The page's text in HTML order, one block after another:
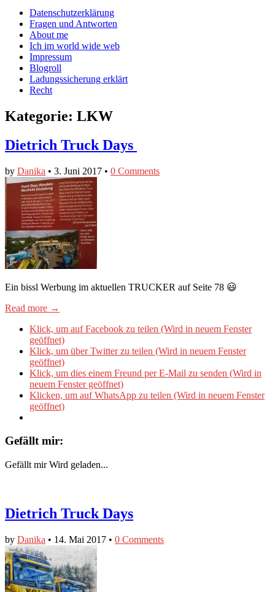
Facebook
anzeigen
Twitter
anzeigen
auf
Instagram
anzeigen
Main
menu
Skip
content
Datenschutzerklärung
Fragen und Antworten
About me
Ich im world wide web
Impressum
Blogroll
Ladungssicherung erklärt
Recht
Kategorie: LKW
Dietrich Truck Days
by Danika • 3. Juni 2017 • 0 Comments
Ein bissl Werbung im aktuellen TRUCKER auf Seite 78 😃
Read more →
Klick, um auf Facebook zu teilen (Wird in neuem Fenster
geöffnet)
Klick, um über Twitter zu teilen (Wird in neuem Fenster
geöffnet)
Klick, um dies einem Freund per E-Mail zu senden (Wird in
neuem Fenster geöffnet)
Klicken, um auf WhatsApp zu teilen (Wird in neuem Fenster
geöffnet)
Gefällt mir:
Gefällt mir Wird geladen...
Dietrich Truck Days
by Danika • 14. Mai 2017 • 0 Comments